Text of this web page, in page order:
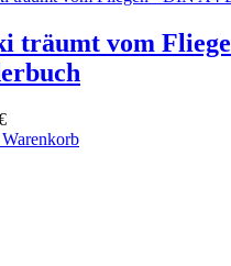
träumt vom